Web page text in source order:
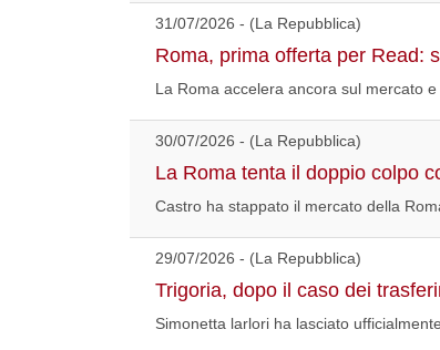
31/07/2026 - (La Repubblica)
Roma, prima offerta per Read:
La Roma accelera ancora sul mercato
30/07/2026 - (La Repubblica)
La Roma tenta il doppio colpo
Castro ha stappato il mercato della
29/07/2026 - (La Repubblica)
Trigoria, dopo il caso dei
Simonetta larlori ha lasciato